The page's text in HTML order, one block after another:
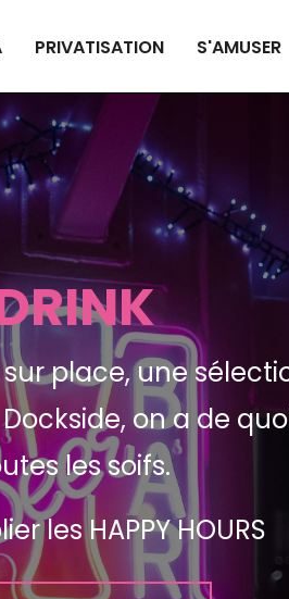
PRIVATISATION S'AMUSER
place, une
on a de
les soifs.
les HAPPY HOURS